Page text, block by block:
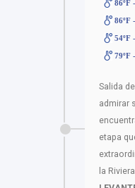
86ºF
86ºF
54ºF
79ºF
Salida
admirar
etapa
la